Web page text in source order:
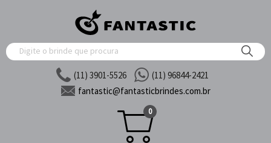
(11) 3901-5526
(11) 96844-2421
fantastic@fantasticbrindes.com.br
0